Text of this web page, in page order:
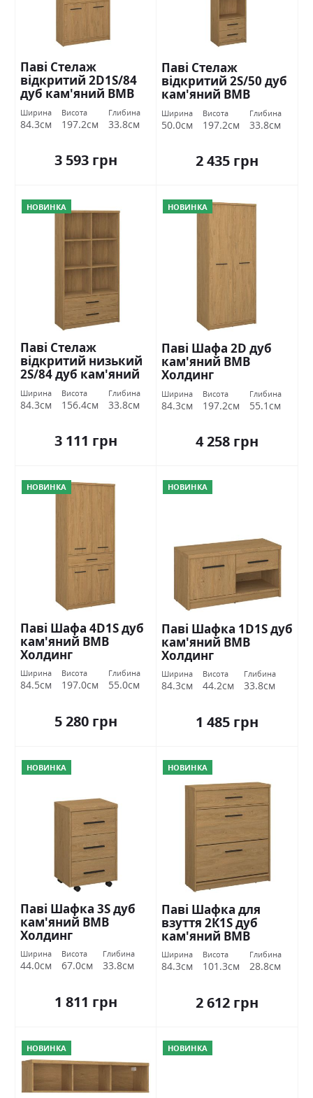
Паві Стелаж
відкритий 2D1S/84
дуб кам'яний ВМВ
Холдинг
Ширина
84.3см
Висота
197.2см
Глибина
33.8см
3 593 грн
Паві Стелаж
відкритий 2S/50 дуб
кам'яний ВМВ
Холдинг
Ширина
50.0см
Висота
197.2см
Глибина
33.8см
2 435 грн
НОВИНКА
Паві Стелаж
відкритий низький
2S/84 дуб кам'яний
ВМВ Холдинг
Ширина
84.3см
Висота
156.4см
Глибина
33.8см
3 111 грн
НОВИНКА
Паві Шафа 2D дуб
кам'яний ВМВ
Холдинг
Ширина
84.3см
Висота
197.2см
Глибина
55.1см
4 258 грн
НОВИНКА
Паві Шафа 4D1S дуб
кам'яний ВМВ
Холдинг
Ширина
84.5см
Висота
197.0см
Глибина
55.0см
5 280 грн
НОВИНКА
Паві Шафка 1D1S дуб
кам'яний ВМВ
Холдинг
Ширина
84.3см
Висота
44.2см
Глибина
33.8см
1 485 грн
НОВИНКА
Паві Шафка 3S дуб
кам'яний ВМВ
Холдинг
Ширина
44.0см
Висота
67.0см
Глибина
33.8см
1 811 грн
НОВИНКА
Паві Шафка для
взуття 2К1S дуб
кам'яний ВМВ
Холдинг ВМВ
Холдинг
Ширина
84.3см
Висота
101.3см
Глибина
28.8см
2 612 грн
НОВИНКА НОВИНКА